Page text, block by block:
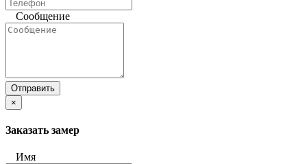
Сообщение
Отправить
×
Заказать замер
Имя